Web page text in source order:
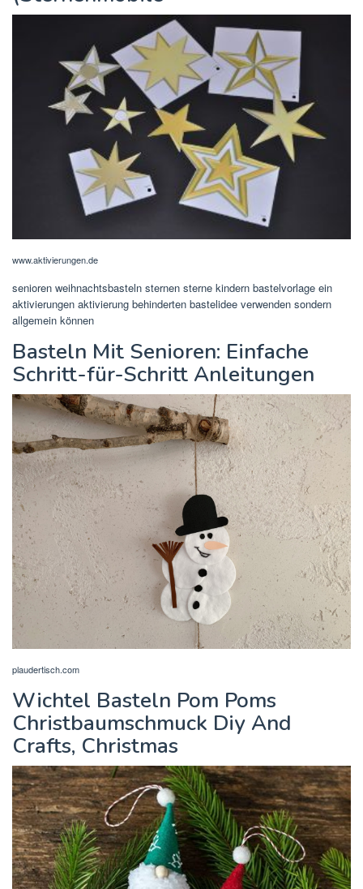
www.aktivierungen.de
senioren weihnachtsbasteln sternen sterne kindern bastelvorlage ein
aktivierungen aktivierung behinderten bastelidee verwenden sondern
allgemein können
Basteln Mit Senioren: Einfache
Schritt-für-Schritt Anleitungen
plaudertisch.com
Wichtel Basteln Pom Poms
Christbaumschmuck Diy And
Crafts, Christmas